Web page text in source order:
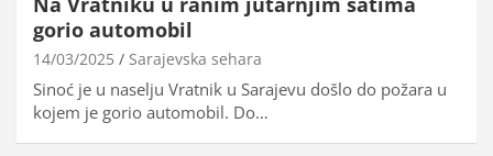
gorio automobil
14/03/2025 Sarajevska sehara
Sinoć je u naselju Vratnik u Sarajevu došlo do požara u
kojem je gorio automobil. Do…